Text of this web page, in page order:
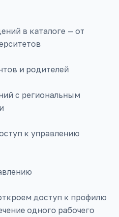
в каталоге — от
и родителей
с региональным
к управлению
доступ к профилю
одного рабочего